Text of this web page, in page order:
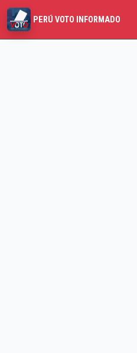
PERÚ VOTO INFORMADO